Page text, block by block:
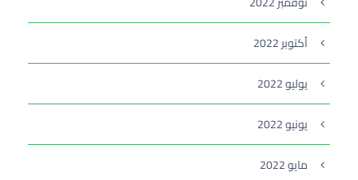
أكتوبر 2022
يوليو 2022
يونيو 2022
مايو 2022